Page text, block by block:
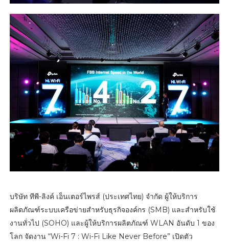
บริษัท ทีพี-ลิงค์ เอ็นเตอร์ไพรส์ (ประเทศไทย) จำกัด ผู้ให้บริการ
ผลิตภัณฑ์ระบบเครือข่ายสำหรับธุรกิจองค์กร (SMB) และสำหรับใช้
งานทั่วไป (SOHO) และผู้ให้บริการผลิตภัณฑ์ WLAN อันดับ 1 ของ
โลก จัดงาน “Wi-Fi 7 : Wi-Fi Like Never Before” เปิดตัว